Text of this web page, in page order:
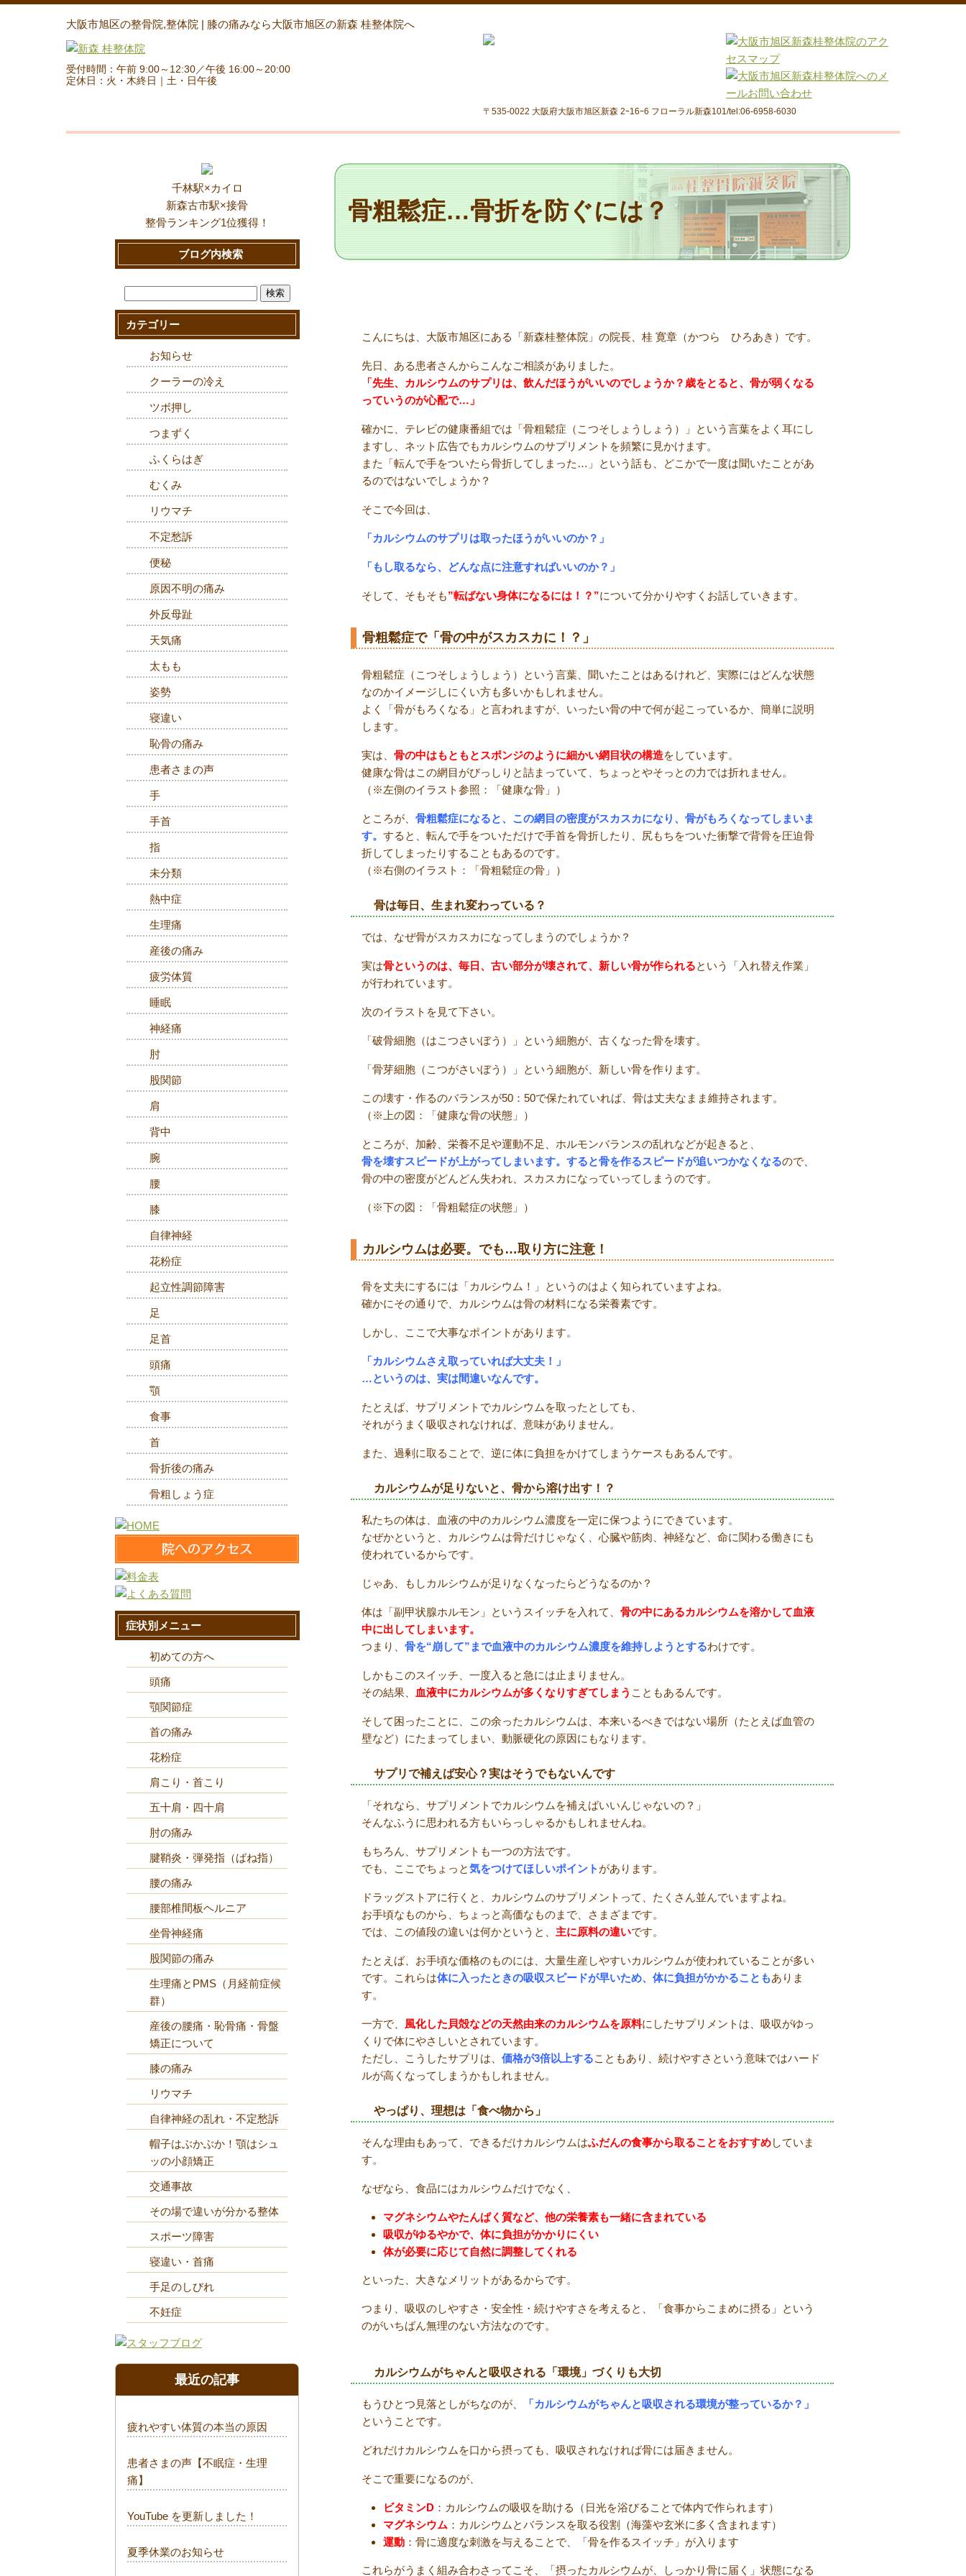
大阪市旭区の整骨院,整体院 | 膝の痛みなら大阪市旭区の新森 桂整体院へ
受付時間：午前 9:00～12:30／午後 16:00～20:00
定休日：火・木終日｜土・日午後
〒535-0022 大阪府大阪市旭区新森 2ｰ16ｰ6 フローラル新森101/tel:06-6958-6030
骨粗鬆症…骨折を防ぐには？
こんにちは、大阪市旭区にある「新森桂整体院」の院長、桂 寛章（かつら ひろあき）です。
先日、ある患者さんからこんなご相談がありました。
「先生、カルシウムのサプリは、飲んだほうがいいのでしょうか？歳をとると、骨が弱くなる
っていうのが心配で… 」
確かに、テレビの健康番組では「骨粗鬆症（こつそしょうしょう）」という言葉をよく耳にし
ますし、ネット広告でもカルシウムのサプリメントを頻繁に見かけます。
また「転んで手をついたら骨折してしまった … 」という話も、どこかで一度は聞いたことがあ
るのではないでしょうか？
そこで今回は、
「カルシウムのサプリは取ったほうがいいのか？」
「もし取るなら、どんな点に注意すればいいのか？」
そして、そもそも”転ばない身体になるには！？”について分かりやすくお話していきます。
骨粗鬆症で「骨の中がスカスカに！？」
骨粗鬆症（こつそしょうしょう）という言葉、聞いたことはあるけれど、実際にはどんな状態
なのかイメージしにくい方も多いかもしれません。
よく「骨がもろくなる」と言われますが、いったい骨の中で何が起こっているか、簡単に説明
します。
実は、 骨の中はもともとスポンジのように細かい網目状の構造をしています。
健康な骨はこの網目がびっしりと詰まっていて、ちょっとやそっとの力では折れません。
（※左側のイラスト参照：「健康な骨」）
ところが、 骨粗鬆症になると、この網目の密度がスカスカになり、骨がもろくなってしまいま
す。 すると、転んで手をついただけで手首を骨折したり、尻もちをついた衝撃で背骨を圧迫骨
折してしまったりすることもあるのです。
（※右側のイラスト：「骨粗鬆症の骨」）
骨は毎日、生まれ変わっている？
では、なぜ骨がスカスカになってしまうのでしょうか？
実は骨というのは、毎日、古い部分が壊されて、新しい骨が作られるという「入れ替え作業」
が行われています。
次のイラストを見て下さい。
「破骨細胞（はこつさいぼう）」という細胞が、古くなった骨を壊す。
「骨芽細胞（こつがさいぼう）」という細胞が、新しい骨を作ります。
この壊す・作るのバランスが50 ： 50で保たれていれば、骨は丈夫なまま維持されます。
（※上の図：「健康な骨の状態」）
ところが、加齢、栄養不足や運動不足、ホルモンバランスの乱れなどが起きると、
骨を壊すスピードが上がってしまいます。すると骨を作るスピードが追いつかなくなるので、
骨の中の密度がどんどん失われ、スカスカになっていってしまうのです。
（※下の図：「骨粗鬆症の状態」）
カルシウムは必要。でも …取り方に注意！
骨を丈夫にするには「カルシウム！」というのはよく知られていますよね。
確かにその通りで、カルシウムは骨の材料になる栄養素です。
しかし、ここで大事なポイントがあります。
「カルシウムさえ取っていれば大丈夫！」
…というのは、実は間違いなんです。
たとえば、サプリメントでカルシウムを取ったとしても、
それがうまく吸収されなければ、意味がありません。
また、過剰に取ることで、逆に体に負担をかけてしまうケースもあるんです。
カルシウムが足りないと、骨から溶け出す！？
私たちの体は、血液の中のカルシウム濃度を一定に保つようにできています。
なぜかというと、カルシウムは骨だけじゃなく、心臓や筋肉、神経など、命に関わる働きにも
使われているからです。
じゃあ、もしカルシウムが足りなくなったらどうなるのか？
体は「副甲状腺ホルモン」というスイッチを入れて、 骨の中にあるカルシウムを溶かして血液
中に出してしまいます。
つまり、 骨を“崩して” まで血液中のカルシウム濃度を維持しようとするわけです。
しかもこのスイッチ、一度入ると急には止まりません。
その結果、
血液中にカルシウムが多くなりすぎてしまう こともあるんです。
そして困ったことに、この余ったカルシウムは、本来いるべきではない場所（たとえば血管の
壁など）にたまってしまい、動脈硬化の原因にもなります。
サプリで補えば安心？実はそうでもないんです
「それなら、サプリメントでカルシウムを補えばいいんじゃないの？」
そんなふうに思われる方もいらっしゃるかもしれませんね。
もちろん、サプリメントも一つの方法です。
でも、ここでちょっと気をつけてほしいポイント があります。
ドラッグストアに行くと、カルシウムのサプリメントって、たくさん並んでいますよね。
お手頃なものから、ちょっと高価なものまで、さまざまです。
では、この値段の違いは何かというと、 主に原料の違いです。
たとえば、お手頃な価格のものには、大量生産しやすいカルシウムが使われていることが多い
です。これらは体に入ったときの吸収スピードが早いため、体に負担がかかることもありま
す。
一方で、 風化した貝殻などの天然由来のカルシウムを原料にしたサプリメントは、吸収がゆっ
くりで体にやさしいとされています。
ただし、こうしたサプリは、 価格が3倍以上することもあり、続けやすさという意味ではハード
ルが高くなってしまうかもしれません。
やっぱり、理想は「食べ物から」
そんな理由もあって、できるだけカルシウムはふだんの食事から取ることをおすすめしていま
す。
なぜなら、食品にはカルシウムだけでなく、
マグネシウムやたんぱく質など、他の栄養素も一緒に含まれている
吸収がゆるやかで、体に負担がかかりにくい
体が必要に応じて自然に調整してくれる
といった、大きなメリットがあるからです。
つまり、吸収のしやすさ・安全性・続けやすさを考えると、「食事からこまめに摂る」という
のがいちばん無理のない方法なのです。
カルシウムがちゃんと吸収される「環境」づくりも大切
もうひとつ見落としがちなのが、
「カルシウムがちゃんと吸収される環境が整っているか？」
ということです。
どれだけカルシウムを口から摂っても、吸収されなければ骨には届きません。
そこで重要になるのが、
ビタミンD ：カルシウムの吸収を助ける（日光を浴びることで体内で作られます）
マグネシウム ：カルシウムとバランスを取る役割（海藻や玄米に多く含まれます）
運動 ：骨に適度な刺激を与えることで、「骨を作るスイッチ」が入ります
これらがうまく組み合わさってこそ、「摂ったカルシウムが、しっかり骨に届く」状態になる
千林駅×カイロ
新森古市駅×接骨
整骨ランキング1位獲得！
ブログ内検索
索:
カテゴリー
お知らせ
クーラーの冷え
ツボ押し
つまずく
ふくらはぎ
むくみ
リウマチ
不定愁訴
便秘
原因不明の痛み
外反母趾
天気痛
太もも
姿勢
寝違い
恥骨の痛み
患者さまの声
手
手首
指
未分類
熱中症
生理痛
産後の痛み
疲労体質
睡眠
神経痛
肘
股関節
肩
背中
腕
腰
膝
自律神経
花粉症
起立性調節障害
足
足首
頭痛
顎
食事
首
骨折後の痛み
骨粗しょう症
症状別メニュー
初めての方へ
頭痛
顎関節症
首の痛み
花粉症
肩こり・首こり
五十肩・四十肩
肘の痛み
腱鞘炎・弾発指（ばね指）
腰の痛み
腰部椎間板ヘルニア
坐骨神経痛
股関節の痛み
生理痛とPMS（月経前症候
群）
産後の腰痛・恥骨痛・骨盤
矯正について
膝の痛み
リウマチ
自律神経の乱れ・不定愁訴
帽子はぶかぶか！顎はシュ
ッの小顔矯正
交通事故
その場で違いが分かる整体
スポーツ障害
寝違い・首痛
手足のしびれ
不妊症
最近の記事
疲れやすい体質の本当の原因
患者さまの声【不眠症・生理
痛】
YouTube を更新しました！
夏季休業のお知らせ